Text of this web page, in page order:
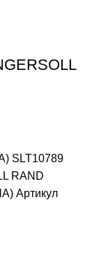
SLT10789
RAND
Артикул